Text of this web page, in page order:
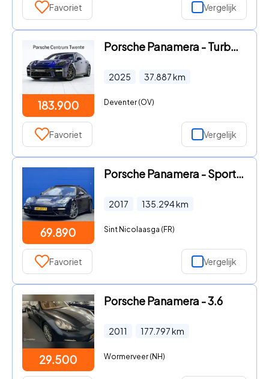
Favoriet Vergelijk
183.900
Porsche Panamera - Turbo E-Hybrid
2025 37.887km
Deventer (OV)
Favoriet Vergelijk
69.890
Porsche Panamera - Sport Turismo 4.0 Turbo | Sport Chrono | Sport & design | Tr
2017 135.294km
Sint Nicolaasga (FR)
Favoriet Vergelijk
29.500
Porsche Panamera - 3.6
2011 177.797km
Wormerveer (NH)